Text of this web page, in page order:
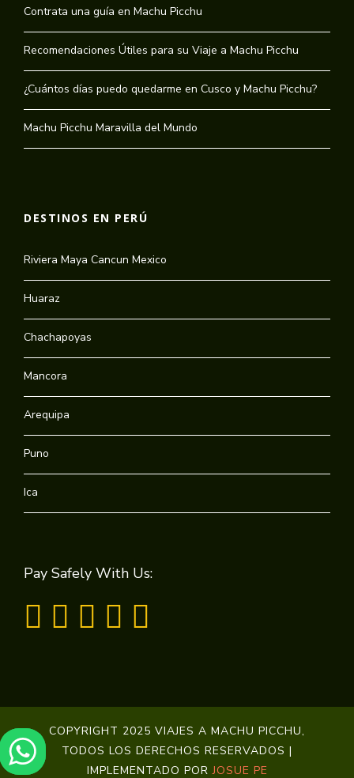
Contrata una guía en Machu Picchu
Recomendaciones Útiles para su Viaje a Machu Picchu
¿Cuántos días puedo quedarme en Cusco y Machu Picchu?
Machu Picchu Maravilla del Mundo
DESTINOS EN PERÚ
Riviera Maya Cancun Mexico
Huaraz
Chachapoyas
Mancora
Arequipa
Puno
Ica
Pay Safely With Us:
COPYRIGHT 2025 VIAJES A MACHU PICCHU,
TODOS LOS DERECHOS RESERVADOS |
IMPLEMENTADO PORJOSUE PE